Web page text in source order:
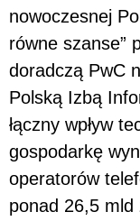
nowoczesnej
równe szanse”
doradczą PwC
Polską Izbą
łączny wpływ
gospodarkę
operatorów
ponad 26,5 mld